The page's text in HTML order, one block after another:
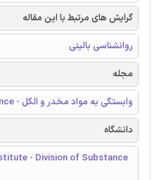
گرایش های مرتبط با این مقاله
روانشناسی بالینی
مجله
وابستگی به مواد مخدر و الکل - Drug and Alcohol Dependence
دانشگاه
- Division of Substance